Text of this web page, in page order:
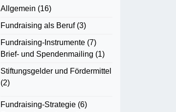
Allgemein (16)
Fundraising als Beruf(3)
Fundraising-Instrumente (7)
Brief- und Spendenmailing (1)
Stiftungsgelder und Fördermittel
(2)
Fundraising-Strategie (6)